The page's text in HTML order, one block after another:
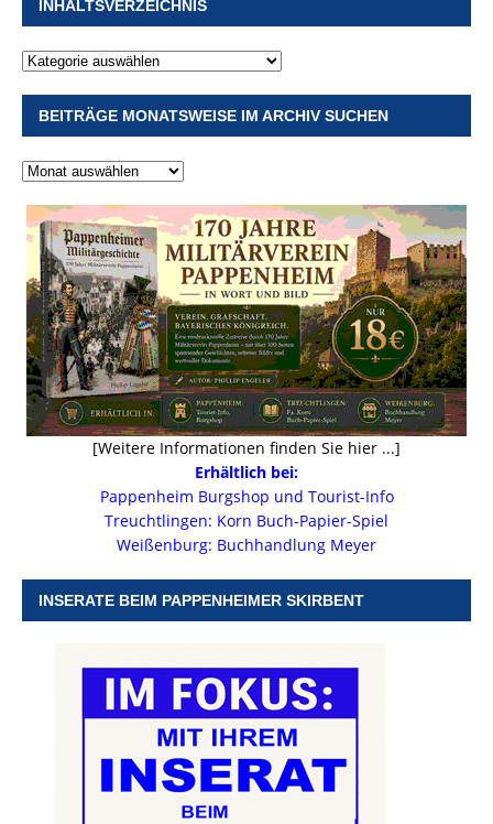
INHALTSVERZEICHNIS
BEITRÄGE MONATSWEISE IM ARCHIV SUCHEN
[Weitere Informationen finden Sie hier ...]
Erhältlich bei:
Pappenheim Burgshop und Tourist-Info
Treuchtlingen: Korn Buch-Papier-Spiel
Weißenburg: Buchhandlung Meyer
INSERATE BEIM PAPPENHEIMER SKIRBENT